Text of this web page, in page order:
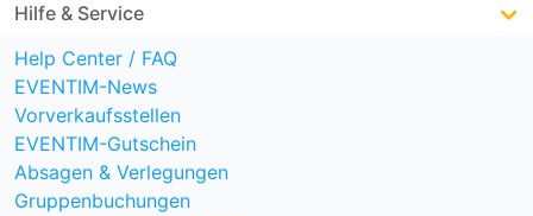
Hilfe & Service
Help Center / FAQ
EVENTIM-News
Vorverkaufsstellen
EVENTIM-Gutschein
Absagen & Verlegungen
Gruppenbuchungen